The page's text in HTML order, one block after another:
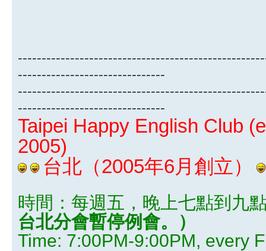
-------------------------------
-------------------------------
Taipei Happy English Club
2005)
台北（2005年6月創立）
時間：每週五，晚上七點到九
台北分會暫停例會。）
Time: 7:00PM-9:00PM, every